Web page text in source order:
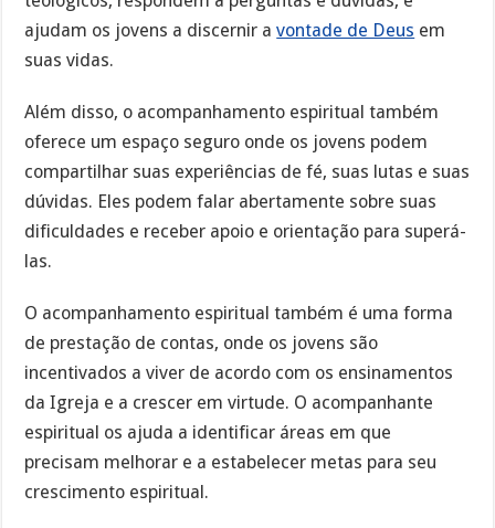
ajudam os jovens a discernir avontade de Deus em
suas vidas.
Além disso, o acompanhamento espiritual também
oferece um espaço seguro onde os jovens podem
compartilhar suas experiências de fé, suas lutas e suas
dúvidas. Eles podem falar abertamente sobre suas
dificuldades e receber apoio e orientação para superá-
las.
O acompanhamento espiritual também é uma forma
de prestação de contas, onde os jovens são
incentivados a viver de acordo com os ensinamentos
da Igreja e a crescer em virtude. O acompanhante
espiritual os ajuda a identificar áreas em que
precisam melhorar e a estabelecer metas para seu
crescimento espiritual.